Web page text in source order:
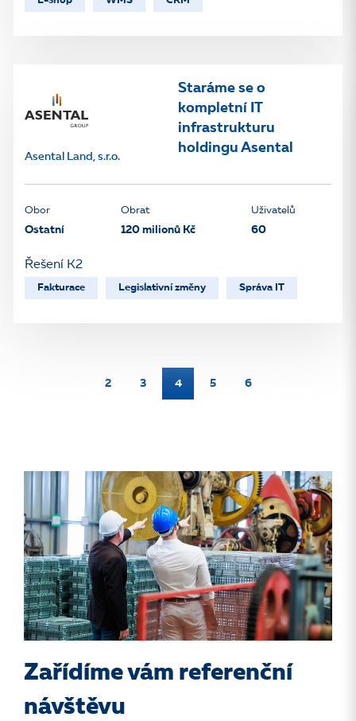
Asental Land, s.r.o.
Staráme se o
kompletní IT
infrastrukturu
holdingu Asental
Obor
Ostatní
Obrat
120 milionů Kč
Uživatelů
60
Řešení K2
Fakturace Legislativní změny Správa IT
2 3 4 5 6
Zařídíme vám referenční
návštěvu